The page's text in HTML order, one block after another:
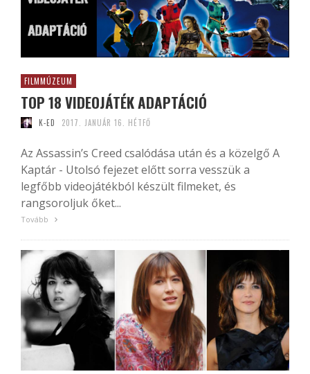
FILMMÚZEUM
TOP 18 VIDEOJÁTÉK ADAPTÁCIÓ
K-ED 2017. JANUÁR 16. HÉTFŐ
Az Assassin’s Creed csalódása után és a közelgő A
Kaptár - Utolsó fejezet előtt sorra vesszük a
legfőbb videojátékból készült filmeket, és
rangsoroljuk őket...
Tovább